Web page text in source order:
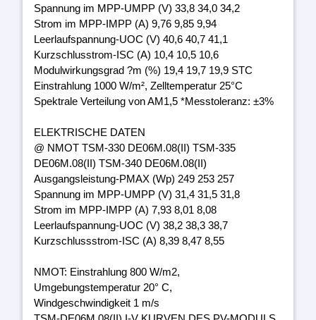
Spannung im MPP-UMPP (V) 33,8 34,0 34,2
Strom im MPP-IMPP (A) 9,76 9,85 9,94
Leerlaufspannung-UOC (V) 40,6 40,7 41,1
Kurzschlusstrom-ISC (A) 10,4 10,5 10,6
Modulwirkungsgrad ?m (%) 19,4 19,7 19,9 STC
Einstrahlung 1000 W/m², Zelltemperatur 25°C
Spektrale Verteilung von AM1,5 *Messtoleranz: ±3%
ELEKTRISCHE DATEN
@ NMOT TSM-330 DE06M.08(II) TSM-335
DE06M.08(II) TSM-340 DE06M.08(II)
Ausgangsleistung-PMAX (Wp) 249 253 257
Spannung im MPP-UMPP (V) 31,4 31,5 31,8
Strom im MPP-IMPP (A) 7,93 8,01 8,08
Leerlaufspannung-UOC (V) 38,2 38,3 38,7
Kurzschlussstrom-ISC (A) 8,39 8,47 8,55
NMOT: Einstrahlung 800 W/m2,
Umgebungstemperatur 20° C,
Windgeschwindigkeit 1 m/s